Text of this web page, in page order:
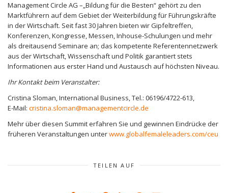
Management Circle AG –„Bildung für die Besten“ gehört zu den
Marktführern auf dem Gebiet der Weiterbildung für Führungskräfte
in der Wirtschaft. Seit fast 30 Jahren bieten wir Gipfeltreffen,
Konferenzen, Kongresse, Messen, Inhouse-Schulungen und mehr
als dreitausend Seminare an; das kompetente Referentennetzwerk
aus der Wirtschaft, Wissenschaft und Politik garantiert stets
Informationen aus erster Hand und Austausch auf höchsten Niveau.
Ihr Kontakt beim Veranstalter:
Cristina Sloman, International Business, Tel.: 06196/4722-613,
E-Mail: cristina.sloman@managementcircle.de
Mehr über diesen Summit erfahren Sie und gewinnen Eindrücke der
früheren Veranstaltungen unterwww.globalfemaleleaders.com/ceu
TEILEN AUF